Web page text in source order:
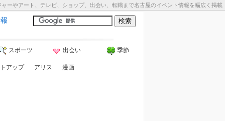
ーやアート、テレビ、ショップ、出会い、転職まで名古屋のイベント情報を幅広く掲載
スポーツ 出会い 季節
アップ アリス 漫画